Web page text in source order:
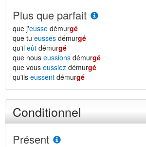
Plus que parfait
que j'eusse démurgé
que tu eusses démurgé
qu'il eût démurgé
que nous eussions démurgé
que vous eussiez démurgé
qu'ils eussent démurgé
Conditionnel
Présent